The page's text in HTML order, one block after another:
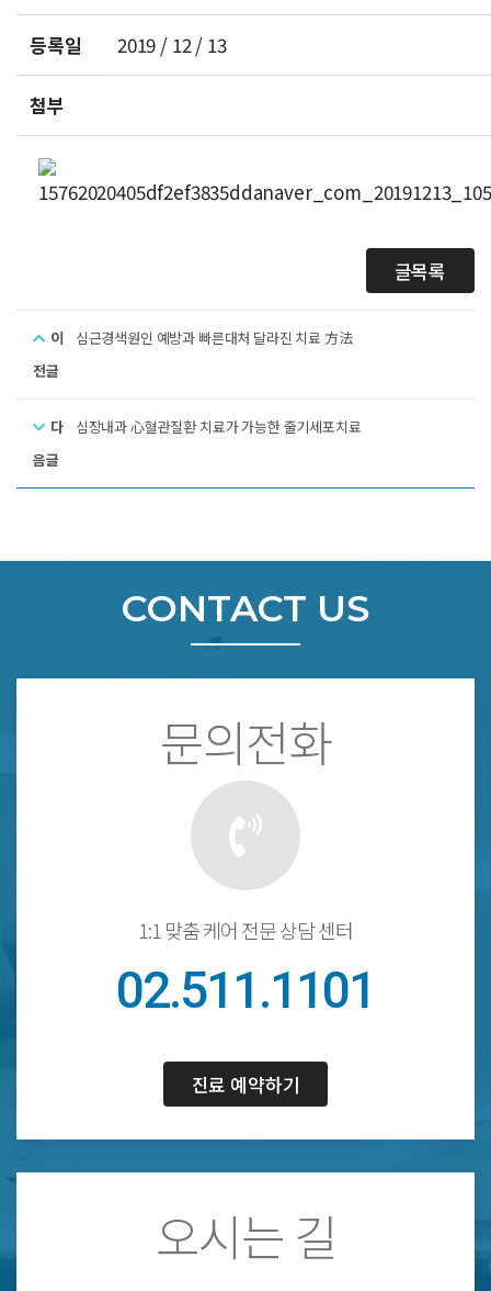
등록일 2019 / 12 / 13
첨부
글목록
이
전글
심근경색원인 예방과 빠른대처 달라진 치료 方法
다
음글
심장내과 心혈관질환 치료가 가능한 줄기세포치료
CONTACT US
문의전화
1:1 맞춤 케어 전문 상담 센터
02.511.1101
진료 예약하기
오시는 길